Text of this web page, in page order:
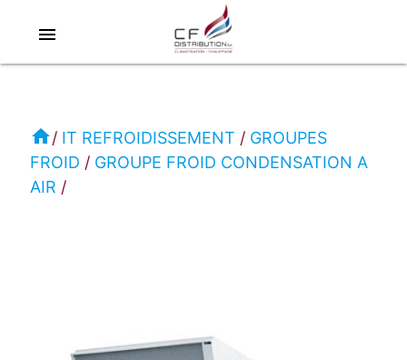
RC
REFROIDISSEMENT
GROUPE
menu
home IT REFROIDISSEMENT
GROUPES
FROID
GROUPE FROID CONDENSATION A
AIR